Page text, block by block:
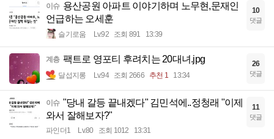
이슈 용산공원 아파트 이야기하며 노무현,문재인
언급하는 오세훈
슬기로움 Lv.92 조회 891 13:39
10
댓글
계층 팩트로 영포티 후려치는 20대녀.jpg
달섭지롱 Lv.94 조회 2666 추천 1 13:34
26
댓글
이슈 "당내 갈등 끝내겠다" 김민석에..정청래 "이제
와서 잘해보자?"
파인더1 Lv.80 조회 1012 13:31
11
댓글